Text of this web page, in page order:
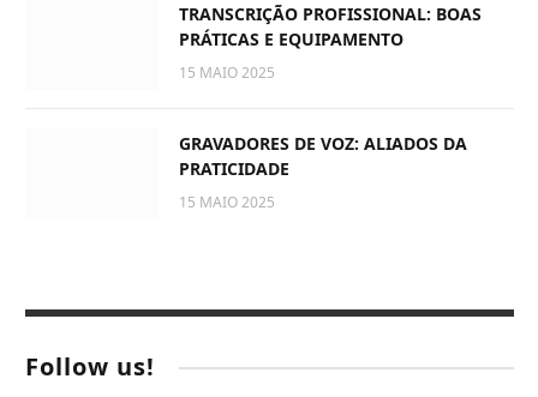
TRANSCRIÇÃO PROFISSIONAL: BOAS
PRÁTICAS E EQUIPAMENTO
15 MAIO 2025
GRAVADORES DE VOZ: ALIADOS DA
PRATICIDADE
15 MAIO 2025
Follow us!